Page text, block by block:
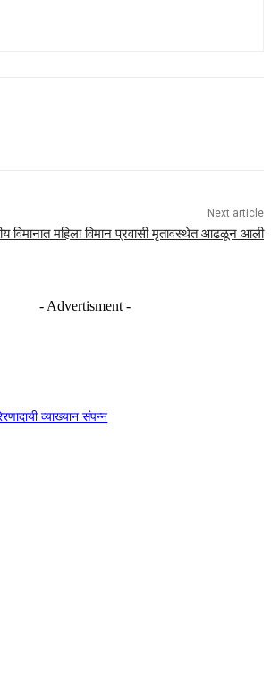
Next article
विमानात महिला विमान प्रवासी मृतावस्थेत आढळून आली
- Advertisment -
व्याख्यान संपन्न